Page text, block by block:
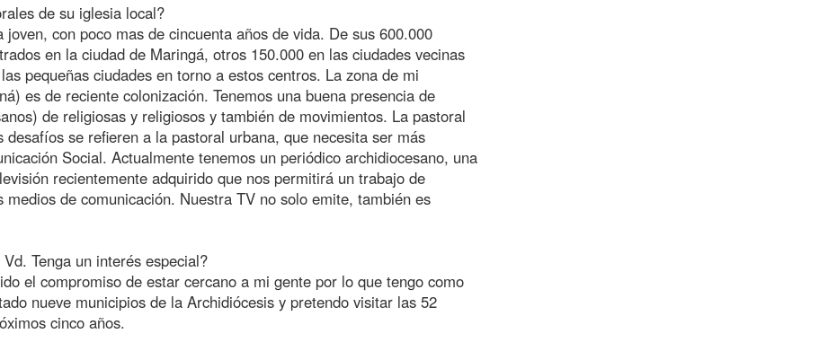
de su iglesia local?
con poco mas de cincuenta años de vida. De sus 600.000
en la ciudad de Maringá, otros 150.000 en las ciudades vecinas
pequeñas ciudades en torno a estos centros. La zona de mi
es de reciente colonización. Tenemos una buena presencia de
de religiosas y religiosos y también de movimientos. La pastoral
se refieren a la pastoral urbana, que necesita ser más
Social. Actualmente tenemos un periódico archidiocesano, una
recientemente adquirido que nos permitirá un trabajo de
de comunicación. Nuestra TV no solo emite, también es
Tenga un interés especial?
el compromiso de estar cercano a mi gente por lo que tengo como
nueve municipios de la Archidiócesis y pretendo visitar las 52
cinco años.